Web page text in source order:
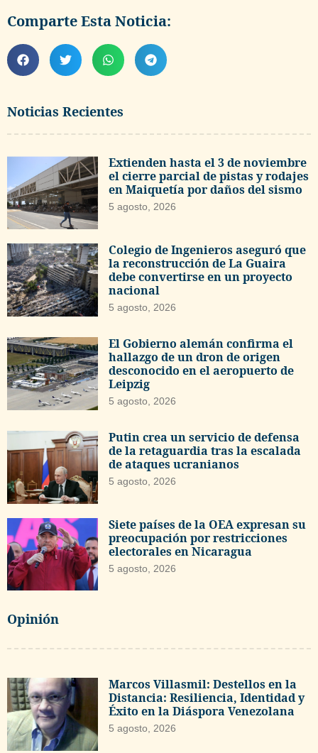
Noticias Recientes
Extienden hasta el 3 de noviembre
el cierre parcial de pistas y rodajes
en Maiquetía por daños del sismo
5 agosto, 2026
Colegio de Ingenieros aseguró que
la reconstrucción de La Guaira
debe convertirse en un proyecto
nacional
5 agosto, 2026
El Gobierno alemán confirma el
hallazgo de un dron de origen
desconocido en el aeropuerto de
Leipzig
5 agosto, 2026
Putin crea un servicio de defensa
de la retaguardia tras la escalada
de ataques ucranianos
5 agosto, 2026
Siete países de la OEA expresan su
preocupación por restricciones
electorales en Nicaragua
5 agosto, 2026
Opinión
Marcos Villasmil: Destellos en la
Distancia: Resiliencia, Identidad y
Éxito en la Diáspora Venezolana
5 agosto, 2026
Comparte Esta Noticia: